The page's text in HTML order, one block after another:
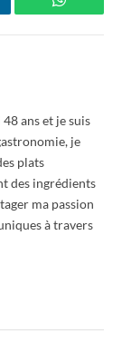
ans et je suis
je
plats
des ingrédients
ma passion
à travers